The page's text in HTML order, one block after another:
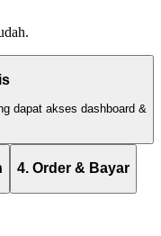
dapat akses dashboard &
4. Order & Bayar